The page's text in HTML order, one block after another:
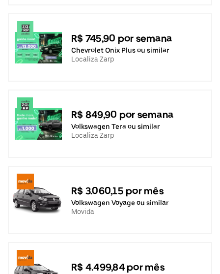
R$ 745,90 por semana
Chevrolet Onix Plus ou similar
Localiza Zarp
R$ 849,90 por semana
Volkswagen Tera ou similar
Localiza Zarp
R$ 3.060,15 por mês
Volkswagen Voyage ou similar
Movida
R$ 4.499,84 por mês